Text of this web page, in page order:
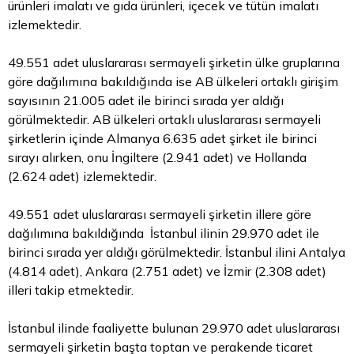
ürünleri imalatı ve gıda ürünleri, içecek ve tütün imalatı
izlemektedir.
49.551 adet uluslararası sermayeli şirketin ülke gruplarına
göre dağılımına bakıldığında ise AB ülkeleri ortaklı girişim
sayısının 21.005 adet ile birinci sırada yer aldığı
görülmektedir. AB ülkeleri ortaklı uluslararası sermayeli
şirketlerin içinde Almanya 6.635 adet şirket ile birinci
sırayı alırken, onu İngiltere (2.941 adet) ve Hollanda
(2.624 adet) izlemektedir.
49.551 adet uluslararası sermayeli şirketin illere göre
dağılımına bakıldığında İstanbul ilinin 29.970 adet ile
birinci sırada yer aldığı görülmektedir. İstanbul ilini Antalya
(4.814 adet), Ankara (2.751 adet) ve İzmir (2.308 adet)
illeri takip etmektedir.
İstanbul ilinde faaliyette bulunan 29.970 adet uluslararası
sermayeli şirketin başta toptan ve perakende ticaret